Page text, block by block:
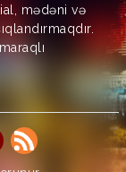
mədəni və